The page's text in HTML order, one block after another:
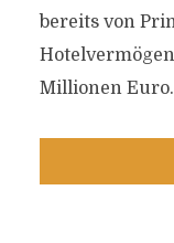
bereits von
Millionen